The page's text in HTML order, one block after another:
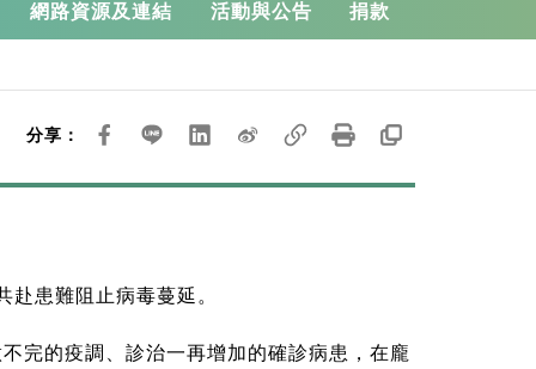
網路資源及連結 活動與公告 捐款
分享：
患難阻止病毒蔓延。
完的疫調、診治一再增加的確診病患，在龐